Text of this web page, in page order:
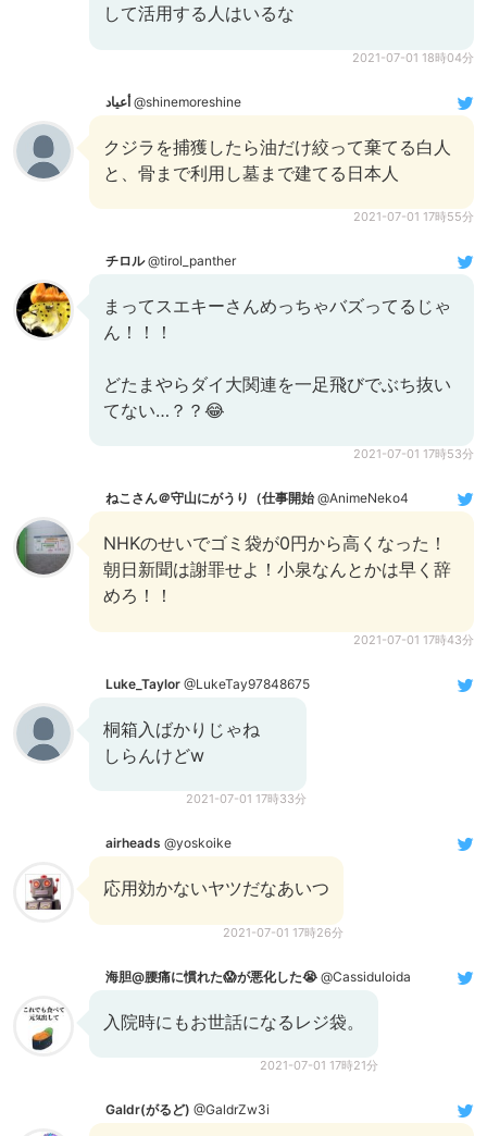
して活用する人はいるな
2021-07-01 18時04分
أعياد @shinemoreshine
クジラを捕獲したら油だけ絞って棄てる白人
と、骨まで利用し墓まで建てる日本人
2021-07-01 17時55分
チロル@tirol_panther
まってスエキーさんめっちゃバズってるじゃ
ん！！！
どたまやらダイ大関連を一足飛びでぶち抜い
てない…？？😂
2021-07-01 17時53分
ねこさん＠守山にがうり（仕事開始 @AnimeNeko4
NHKのせいでゴミ袋が0円から高くなった！
朝日新聞は謝罪せよ！小泉なんとかは早く辞
めろ！！
2021-07-01 17時43分
Luke_Taylor @LukeTay97848675
桐箱入ばかりじゃね
しらんけどw
2021-07-01 17時33分
airheads @yoskoike
応用効かないヤツだなあいつ
2021-07-01 17時26分
海胆@腰痛に慣れた😱が悪化した😭 @Cassiduloida
入院時にもお世話になるレジ袋。
2021-07-01 17時21分
Galdr(がるど) @GaldrZw3i